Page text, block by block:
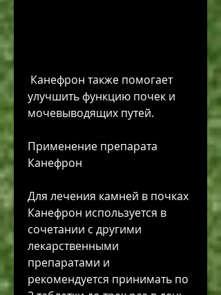
улучшить функцию почек и
мочевыводящих путей.
Применение препарата
Канефрон
Для лечения камней в почках
Канефрон используется в
сочетании с другими
лекарственными
препаратами и
рекомендуется принимать по